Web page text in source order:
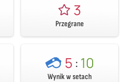
3
Przegrane
5 :10
Wynik w setach